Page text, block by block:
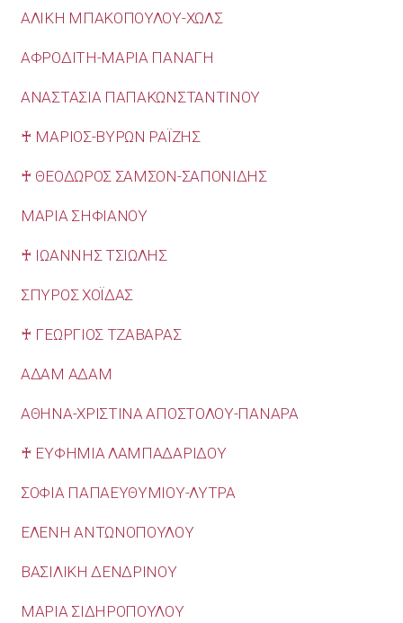
ΑΛΙΚΗ ΜΠΑΚΟΠΟΥΛΟΥ-ΧΩΛΣ
ΑΦΡΟΔΙΤΗ-ΜΑΡΙΑ ΠΑΝΑΓΗ
ΑΝΑΣΤΑΣΙΑ ΠΑΠΑΚΩΝΣΤΑΝΤΙΝΟΥ
♰ ΜΑΡΙΟΣ-ΒΥΡΩΝ ΡΑΪΖΗΣ
♰ ΘΕΟΔΩΡΟΣ ΣΑΜΣΟΝ-ΣΑΠΟΝΙΔΗΣ
ΜΑΡΙΑ ΣΗΦΙΑΝΟΥ
♰ ΙΩΑΝΝΗΣ ΤΣΙΩΛΗΣ
ΣΠΥΡΟΣ ΧΟΪΔΑΣ
♰ ΓΕΩΡΓΙΟΣ ΤΖΑΒΑΡΑΣ
ΑΔΑΜ ΑΔΑΜ
ΑΘΗΝΑ-ΧΡΙΣΤΙΝΑ ΑΠΟΣΤΟΛΟΥ-ΠΑΝΑΡΑ
♰ ΕΥΦΗΜΙΑ ΛΑΜΠΑΔΑΡΙΔΟΥ
ΣΟΦΙΑ ΠΑΠΑΕΥΘΥΜΙΟΥ-ΛΥΤΡΑ
ΕΛΕΝΗ ΑΝΤΩΝΟΠΟΥΛΟΥ
ΒΑΣΙΛΙΚΗ ΔΕΝΔΡΙΝΟΥ
ΜΑΡΙΑ ΣΙΔΗΡΟΠΟΥΛΟΥ